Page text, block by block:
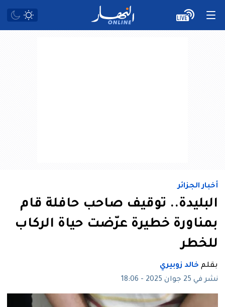
أخبار الجزائر
البليدة.. توقيف صاحب حافلة قام
بمناورة خطيرة عرّضت حياة الركاب
للخطر
بقلم خالد زوبيري
نشر في 25 جوان 2025 - 18:06